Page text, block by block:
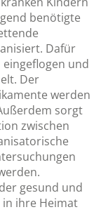
benötigte
Dafür
und
Der
werden
sorgt
zwischen
gesund und
ihre Heimat